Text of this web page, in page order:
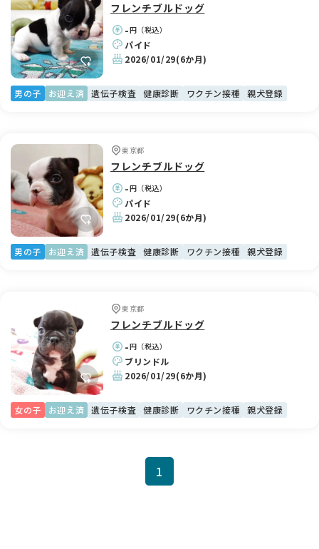
フレンチブルドッグ
-円（税込）
パイド
2026/01/29(6か月)
男の子 お迎え済 遺伝子検査 健康診断 ワクチン接種 親犬登録
東京都
フレンチブルドッグ
-円（税込）
パイド
2026/01/29(6か月)
男の子 お迎え済 遺伝子検査 健康診断 ワクチン接種 親犬登録
東京都
フレンチブルドッグ
-円（税込）
ブリンドル
2026/01/29(6か月)
女の子 お迎え済 遺伝子検査 健康診断 ワクチン接種 親犬登録
1